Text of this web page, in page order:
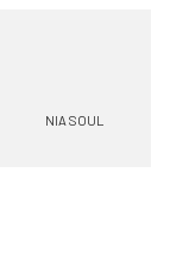
NIA SOUL